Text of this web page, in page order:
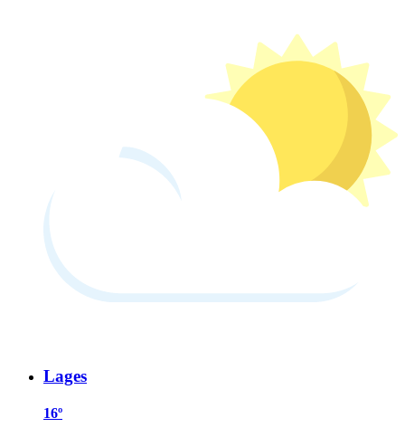
Lages
16º